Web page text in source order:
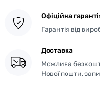
Офіційна
Гарантія від
Доставка
Можлива
Нової пошти,